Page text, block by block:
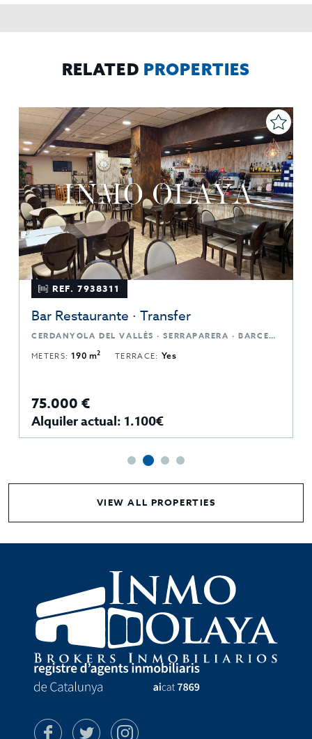
rectificar y suprimir los datos, solicitar la portabilidad de los
RELATED PROPERTIES
REF. 7938311
Bar Restaurante · Transfer
CERDANYOLA DEL VALLÈS · SERRAPARERA · BARCELONA
METERS:190 m2 TERRACE: Yes
75.000 €
Alquiler actual: 1.100€
VIEW ALL PROPERTIES